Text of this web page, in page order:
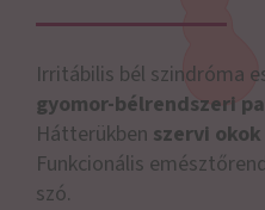
Irritábilis bél szindróma
gyomor-bélrendszeri
Hátterükben szervi
Funkcionális
szó.